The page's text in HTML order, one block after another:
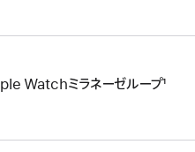
Watchミラネーゼループ¹